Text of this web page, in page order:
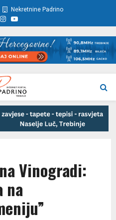
Nekretnine Padrino
Instagram
Youtube
Vinogradi:
na